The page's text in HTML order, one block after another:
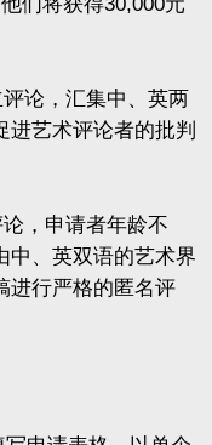
论，汇集中、英两
进艺术评论者的批判
，申请者年龄不
中、英双语的艺术界
进行严格的匿名评